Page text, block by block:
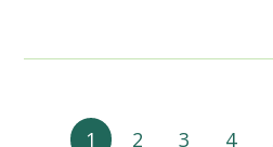
1 2 3 4